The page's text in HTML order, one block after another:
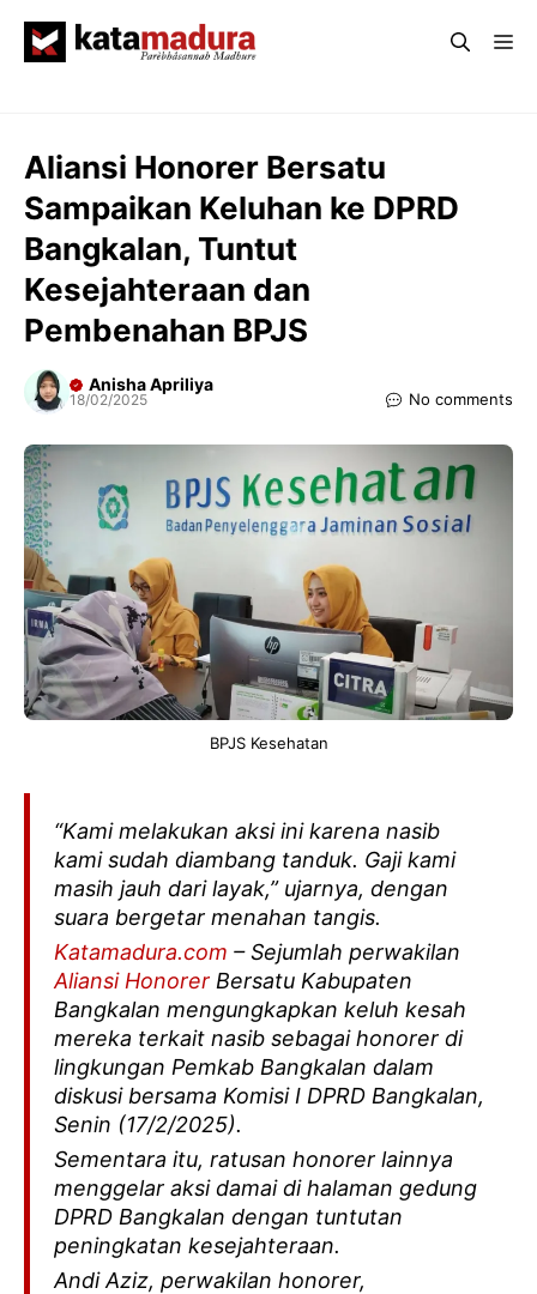
Aliansi Honorer Bersatu
Sampaikan Keluhan ke DPRD
Bangkalan, Tuntut
Kesejahteraan dan
Pembenahan BPJS
Anisha Apriliya
18/02/2025 No comments
BPJS Kesehatan
“Kami melakukan aksi ini karena nasib
kami sudah diambang tanduk. Gaji kami
masih jauh dari layak,” ujarnya, dengan
suara bergetar menahan tangis.
Katamadura.com – Sejumlah perwakilan
Aliansi Honorer Bersatu Kabupaten
Bangkalan mengungkapkan keluh kesah
mereka terkait nasib sebagai honorer di
lingkungan Pemkab Bangkalan dalam
diskusi bersama Komisi I DPRD Bangkalan,
Senin (17/2/2025).
Sementara itu, ratusan honorer lainnya
menggelar aksi damai di halaman gedung
DPRD Bangkalan dengan tuntutan
peningkatan kesejahteraan.
Andi Aziz, perwakilan honorer,